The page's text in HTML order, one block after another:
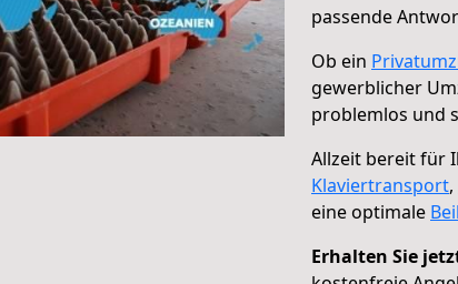
passende
Ob ein
gewerblicher
problemlos und
Allzeit bereit für
Klaviertransport,
eine optimale
Erhalten Sie